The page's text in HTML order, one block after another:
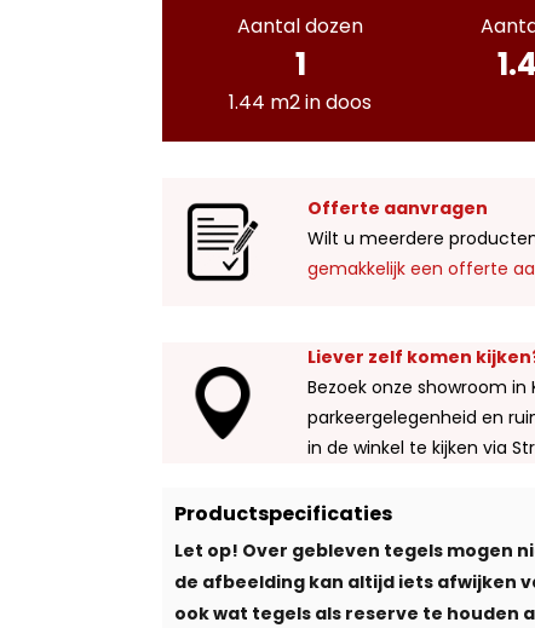
Aantal dozen
1
1.44 m2 in doos
Offerte aanvragen
Wilt u meerdere
gemakkelijk een offerte
Liever zelf komen
Bezoek onze showroom
parkeergelegenheid en
in de winkel te kijken via
Productspecificaties
Let op! Over gebleven tegels mogen
de afbeelding kan altijd iets afwijken
ook wat tegels als reserve te houden